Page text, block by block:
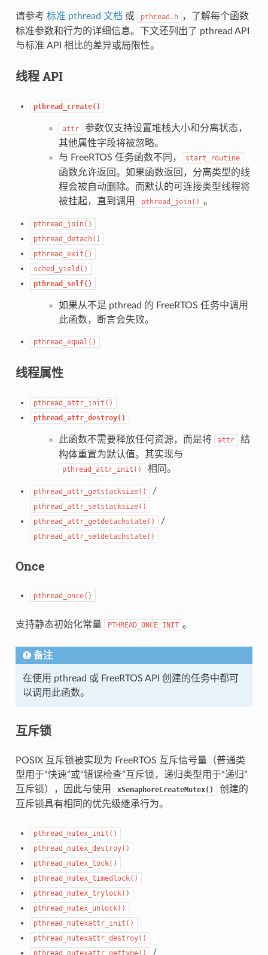
请参考 标准 pthread 文档 或 pthread.h ，了解每个函数
标准参数和行为的详细信息。下文还列出了 pthread API
与标准 API 相比的差异或局限性。
线程 API
pthread_create()
attr
参数仅支持设置堆栈大小和分离状态，
其他属性字段将被忽略。
与 FreeRTOS 任务函数不同，
start_routine
函数允许返回。如果函数返回，分离类型的线
程会被自动删除。而默认的可连接类型线程将
被挂起，直到调用
pthread_join() 。
pthread_join()
pthread_detach()
pthread_exit()
sched_yield()
pthread_self()
如果从不是 pthread 的 FreeRTOS 任务中调用
此函数，断言会失败。
pthread_equal()
线程属性
pthread_attr_init()
pthread_attr_destroy()
此函数不需要释放任何资源，而是将 attr
结
构体重置为默认值。其实现与
pthread_attr_init() 相同。
pthread_attr_getstacksize() /
pthread_attr_setstacksize()
pthread_attr_getdetachstate()
/
pthread_attr_setdetachstate()
Once
pthread_once()
支持静态初始化常量 PTHREAD_ONCE_INIT 。
备注
在使用 pthread 或 FreeRTOS API 创建的任务中都可
以调用此函数。
互斥锁
POSIX 互斥锁被实现为 FreeRTOS 互斥信号量（普通类
型用于“快速”或“错误检查”互斥锁，递归类型用于“递归”
互斥锁），因此与使用
xSemaphoreCreateMutex()
创建的
互斥锁具有相同的优先级继承行为。
pthread_mutex_init()
pthread_mutex_destroy()
pthread_mutex_lock()
pthread_mutex_timedlock()
pthread_mutex_trylock()
pthread_mutex_unlock()
pthread_mutexattr_init()
pthread_mutexattr_destroy()
pthread_mutexattr_gettype()
/